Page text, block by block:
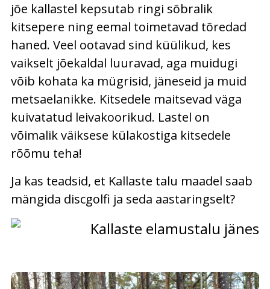
jõe kallastel kepsutab ringi sõbralik
kitsepere ning eemal toimetavad tõredad
haned. Veel ootavad sind küülikud, kes
vaikselt jõekaldal luuravad, aga muidugi
võib kohata ka mügrisid, jäneseid ja muid
metsaelanikke. Kitsedele maitsevad väga
kuivatatud leivakoorikud. Lastel on
võimalik väiksese külakostiga kitsedele
rõõmu teha!
Ja kas teadsid, et Kallaste talu maadel saab
mängida discgolfi ja seda aastaringselt?